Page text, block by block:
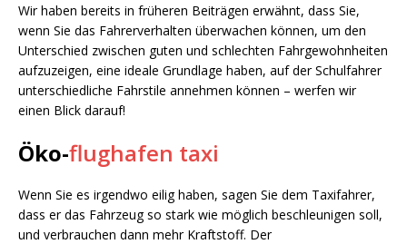
Wir haben bereits in früheren Beiträgen erwähnt, dass Sie,
wenn Sie das Fahrerverhalten überwachen können, um den
Unterschied zwischen guten und schlechten Fahrgewohnheiten
aufzuzeigen, eine ideale Grundlage haben, auf der Schulfahrer
unterschiedliche Fahrstile annehmen können – werfen wir
einen Blick darauf!
Öko-flughafen taxi
Wenn Sie es irgendwo eilig haben, sagen Sie dem Taxifahrer,
dass er das Fahrzeug so stark wie möglich beschleunigen soll,
und verbrauchen dann mehr Kraftstoff. Der